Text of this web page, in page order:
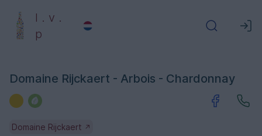
l . v .
p
Domaine Rijckaert - Arbois - Chardonnay
Domaine Rijckaert ↗